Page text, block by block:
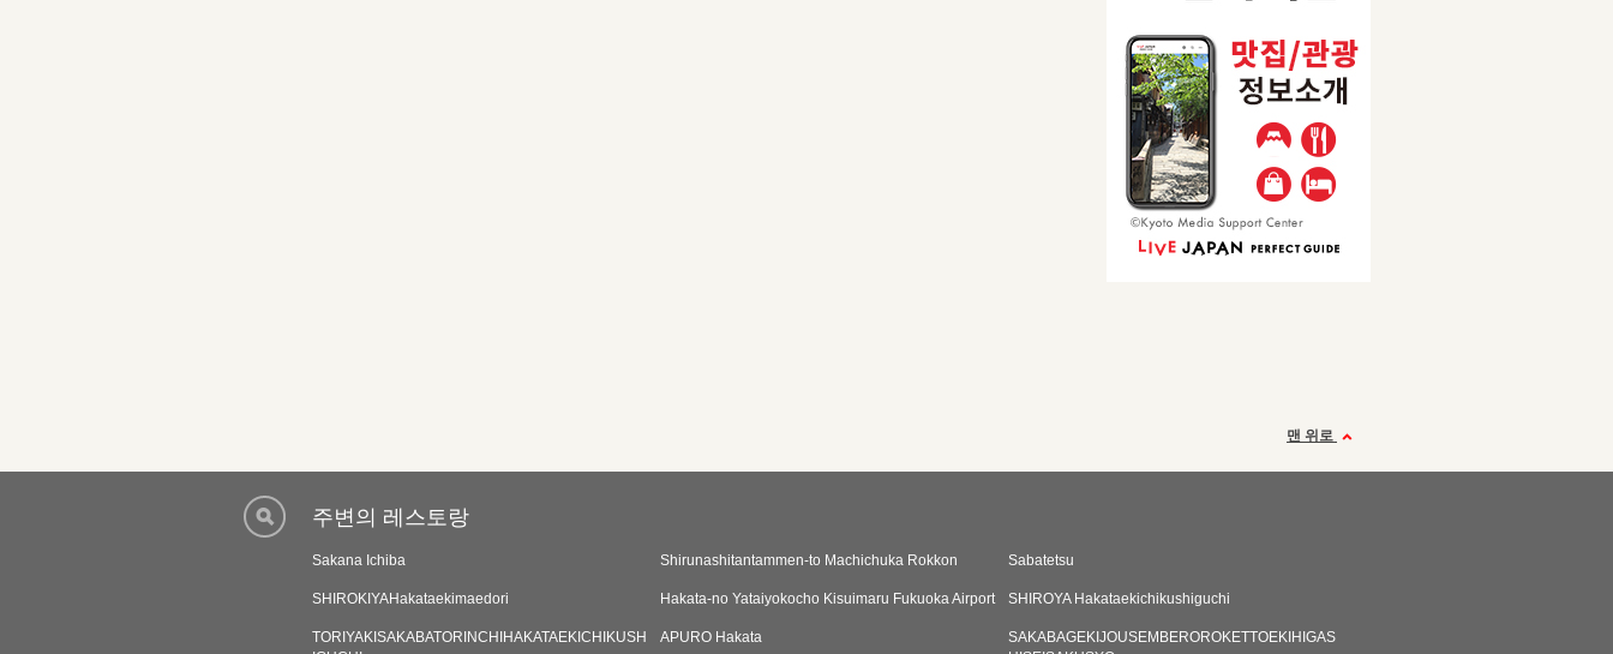
맨 위로
주변의 레스토랑
Sakana Ichiba Shirunashitantammen-to Machichuka Rokkon Sabatetsu
SHIROKIYAHakataekimaedori Hakata-no Yataiyokocho Kisuimaru Fukuoka Airport SHIROYA Hakataekichikushiguchi
TORIYAKISAKABATORINCHIHAKATAEKICHIKUSH
APURO Hakata
SAKABAGEKIJOUSEMBEROROKETTOEKIHIGAS